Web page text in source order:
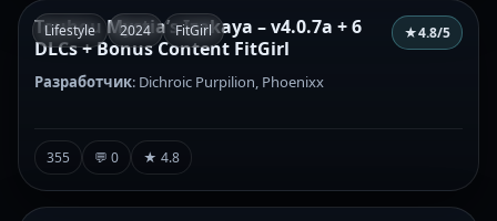
Lifestyle 2024 FitGirl
Touhou Mystia’s Izakaya – v4.0.7a + 6
DLCs + Bonus Content FitGirl
★4.8/5
Разработчик: Dichroic Purpilion, Phoenixx
355 💬 0 ★ 4.8